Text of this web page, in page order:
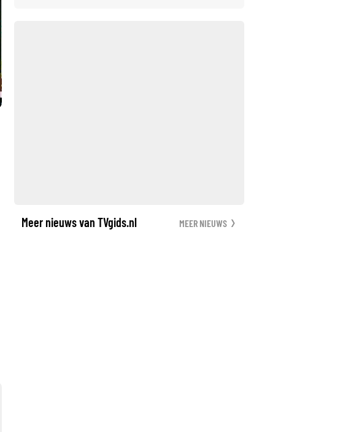
Meer nieuws van TVgids.nl MEER NIEUWS